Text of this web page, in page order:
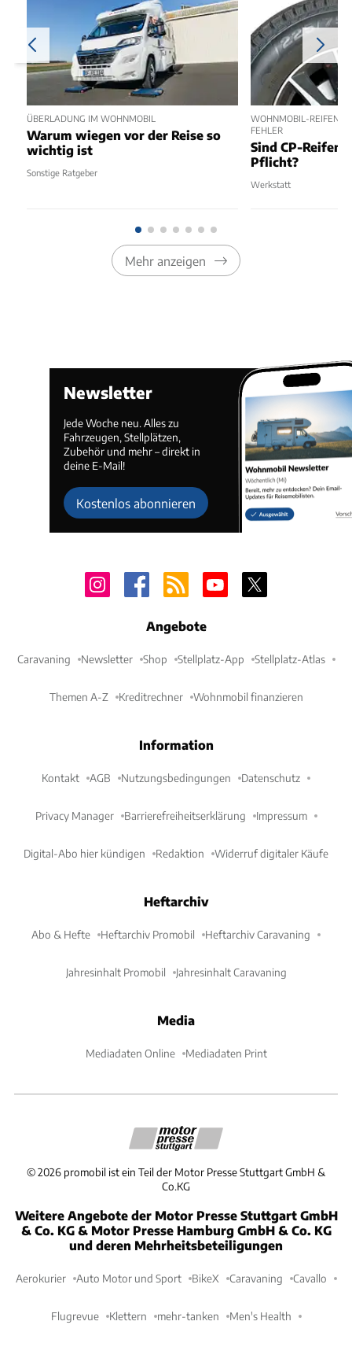
ÜBERLADUNG IM WOHNMOBIL
Warum wiegen vor der Reise so
wichtig ist
Sonstige Ratgeber
WOHNMOBIL-REIFEN -
FEHLER
Sind CP-Reifen
Pflicht?
Werkstatt
Mehr anzeigen
Newsletter
Jede Woche neu. Alles zu
Fahrzeugen, Stellplätzen,
Zubehör und mehr – direkt in
deine E-Mail!
Kostenlos abonnieren
Angebote
Caravaning Newsletter Shop Stellplatz-App Stellplatz-Atlas
Themen A-Z Kreditrechner Wohnmobil finanzieren
Information
Kontakt AGB Nutzungsbedingungen Datenschutz
Privacy Manager Barrierefreiheitserklärung Impressum
Digital-Abo hier kündigen Redaktion Widerruf digitaler Käufe
Heftarchiv
Abo & Hefte Heftarchiv Promobil Heftarchiv Caravaning
Jahresinhalt Promobil Jahresinhalt Caravaning
Media
Mediadaten Online Mediadaten Print
©2026 promobil ist ein Teil der Motor Presse Stuttgart GmbH &
Co.KG
Weitere Angebote der Motor Presse Stuttgart GmbH
& Co. KG & Motor Presse Hamburg GmbH & Co. KG
und deren Mehrheitsbeteiligungen
Aerokurier Auto Motor und Sport BikeX Caravaning Cavallo
Flugrevue Klettern mehr-tanken Men's Health